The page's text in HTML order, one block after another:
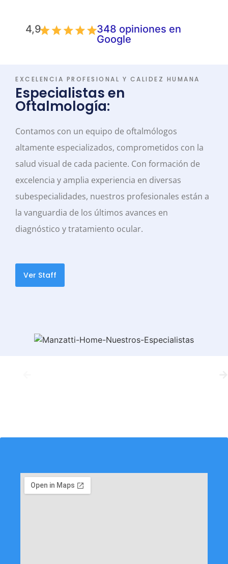
4,9
348 opiniones en
Google
EXCELENCIA PROFESIONAL Y CALIDEZ HUMANA
Especialistas en
Oftalmología:
Contamos con un equipo de oftalmólogos
altamente especializados, comprometidos con la
salud visual de cada paciente. Con formación de
excelencia y amplia experiencia en diversas
subespecialidades, nuestros profesionales están a
la vanguardia de los últimos avances en
diagnóstico y tratamiento ocular.
Ver Staff